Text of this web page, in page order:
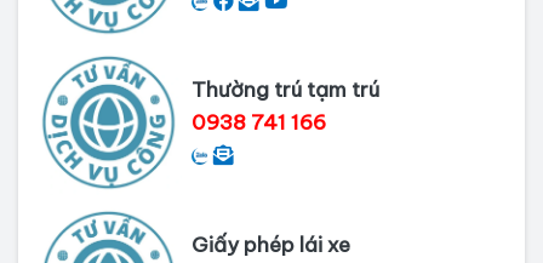
Thường trú tạm trú
0938 741 166
Giấy phép lái xe